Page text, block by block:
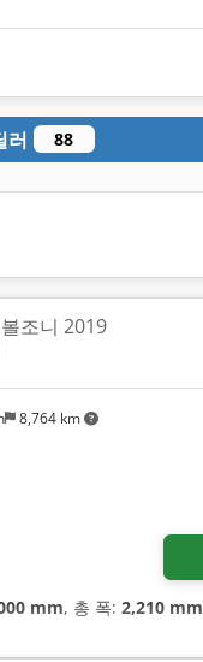
러 88
8,764 km
조니 2019
mm, 총 폭: 2,210 mm